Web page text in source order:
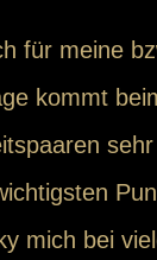
für meine
kommt
mich bei